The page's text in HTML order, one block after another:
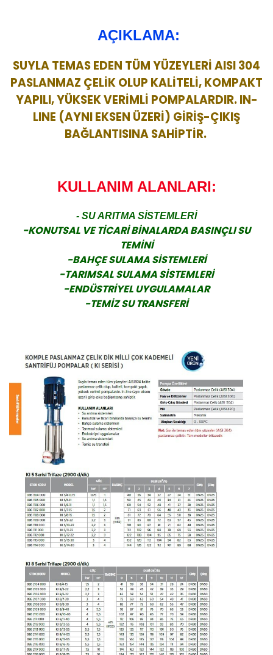
AÇIKLAMA:
SUYLA TEMAS EDEN TÜM YÜZEYLERİ AISI 304
PASLANMAZ ÇELİK OLUP KALİTELİ, KOMPAKT
YAPILI, YÜKSEK VERİMLİ POMPALARDIR. IN-
LINE (AYNI EKSEN ÜZERİ) GİRİŞ-ÇIKIŞ
BAĞLANTISINA SAHİPTİR.
KULLANIM ALANLARI:
- SU ARITMA SİSTEMLERİ
-KONUTSAL VE TİCARİ BİNALARDA BASINÇLI SU
TEMİNİ
-BAHÇE SULAMA SİSTEMLERİ
-TARIMSAL SULAMA SİSTEMLERİ
-ENDÜSTRİYEL UYGULAMALAR
-TEMİZ SU TRANSFERİ